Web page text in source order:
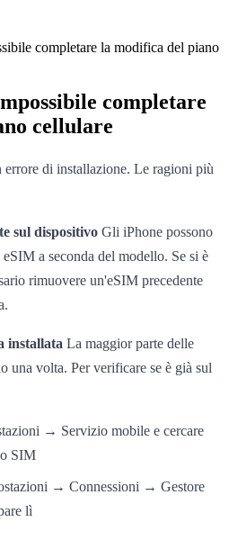
completare la modifica del piano
completare
cellulare
errore di installazione. Le ragioni più
sul dispositivo Gli iPhone possono
a seconda del modello. Se si è
rimuovere un'eSIM precedente
installata La maggior parte delle
una volta. Per verificare se è già sul
→ Servizio mobile e cercare
SIM
→ Connessioni → Gestore
lì